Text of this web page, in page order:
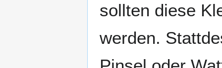
sollten diese
werden.